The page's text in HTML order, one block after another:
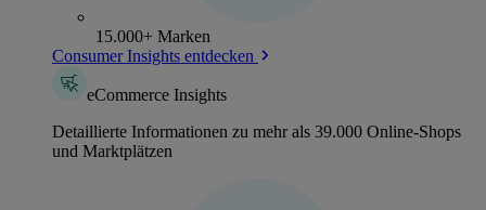
15.000+ Marken
Consumer Insights entdecken
eCommerce Insights
Detaillierte Informationen zu mehr als 39.000 Online-Shops
und Marktplätzen